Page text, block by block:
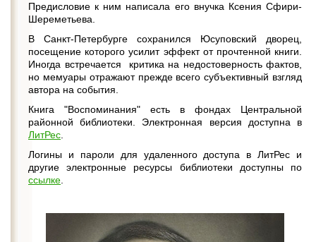
Предисловие к ним написала его внучка Ксения Сфири-
Шереметьева.
В Санкт-Петербурге сохранился Юсуповский дворец,
посещение которого усилит эффект от прочтенной книги.
Иногда встречается критика на недостоверность фактов,
но мемуары отражают прежде всего субъективный взгляд
автора на события.
Книга "Воспоминания" есть в фондах Центральной
районной библиотеки. Электронная версия доступна в
ЛитРес
Логины и пароли для удаленного доступа в ЛитРес и
другие электронные ресурсы библиотеки доступны по
ссылке